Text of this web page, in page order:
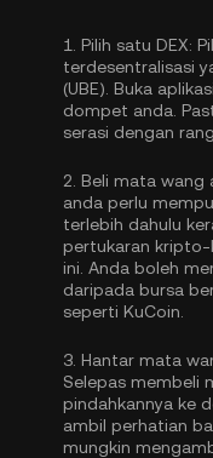
1. Pilih satu DEX:
terdesentralisasi
(UBE). Buka
dompet anda.
serasi dengan
2. Beli mata wang
anda perlu
terlebih dahulu
pertukaran
ini. Anda boleh
daripada bursa
seperti KuCoin.
3. Hantar mata
Selepas membeli
pindahkannya ke
ambil perhatian
mungkin